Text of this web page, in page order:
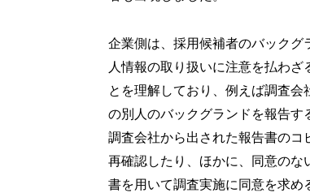
企業側は、採用候補者のバック
人情報の取り扱いに注意を払わ
とを理解しており、例えば調査
の別人のバックグランドを報告す
調査会社から出された報告書の
再確認したり、ほかに、同意の
書を用いて調査実施に同意を求